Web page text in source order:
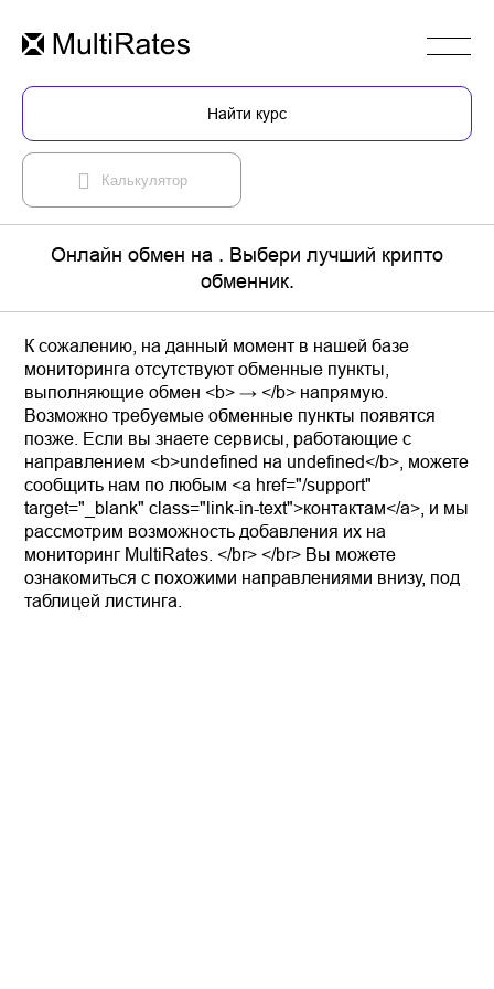
Найти курс
Калькулятор
Онлайн обмен на . Выбери лучший крипто
обменник.
К сожалению, на данный момент в нашей базе
мониторинга отсутствуют обменные пункты,
выполняющие обмен <b> → </b> напрямую.
Возможно требуемые обменные пункты появятся
позже. Если вы знаете сервисы, работающие с
направлением <b>undefined на undefined</b>, можете
сообщить нам по любым <a href="/support"
target="_blank" class="link-in-text">контактам</a>, и мы
рассмотрим возможность добавления их на
мониторинг MultiRates. </br> </br> Вы можете
ознакомиться с похожими направлениями внизу, под
таблицей листинга.